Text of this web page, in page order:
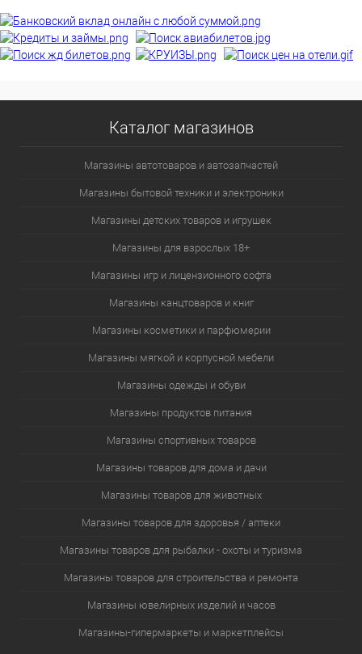
Каталог магазинов
Магазины автотоваров и автозапчастей
Магазины бытовой техники и электроники
Магазины детских товаров и игрушек
Магазины для взрослых 18+
Магазины игр и лицензионного софта
Магазины канцтоваров и книг
Магазины косметики и парфюмерии
Магазины мягкой и корпусной мебели
Магазины одежды и обуви
Магазины продуктов питания
Магазины спортивных товаров
Магазины товаров для дома и дачи
Магазины товаров для животных
Магазины товаров для здоровья / аптеки
Магазины товаров для рыбалки - охоты и туризма
Магазины товаров для строительства и ремонта
Магазины ювелирных изделий и часов
Магазины-гипермаркеты и маркетплейсы